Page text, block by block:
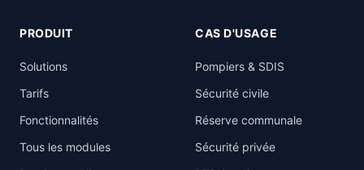
PRODUIT
Solutions
Tarifs
Fonctionnalités
Tous les modules
CAS D'USAGE
Pompiers & SDIS
Sécurité civile
Réserve communale
Sécurité privée